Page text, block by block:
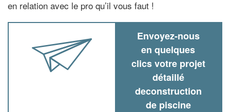
en relation avec le pro qu’il vous faut !
Envoyez-nous
en quelques
clics votre projet
détaillé
deconstruction
de piscine